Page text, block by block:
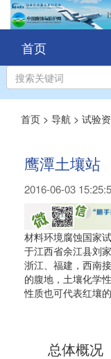
首页
首页 > 导航 > 试验
鹰潭土壤站
2016-06-03
材料环境腐蚀国家
于江西省余江县刘
浙江、福建，西南
的腹地，土壤化学
性质也可代表红壤
总体概况